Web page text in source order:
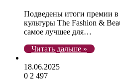
Подведены итоги премии
культуры The Fashion &
самое лучшее для…
Читать дальше »
18.06.2025
0 2 497